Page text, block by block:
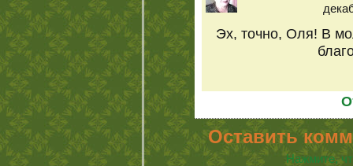
Эх, точно, Оля! В
Оставить
Нажмите,